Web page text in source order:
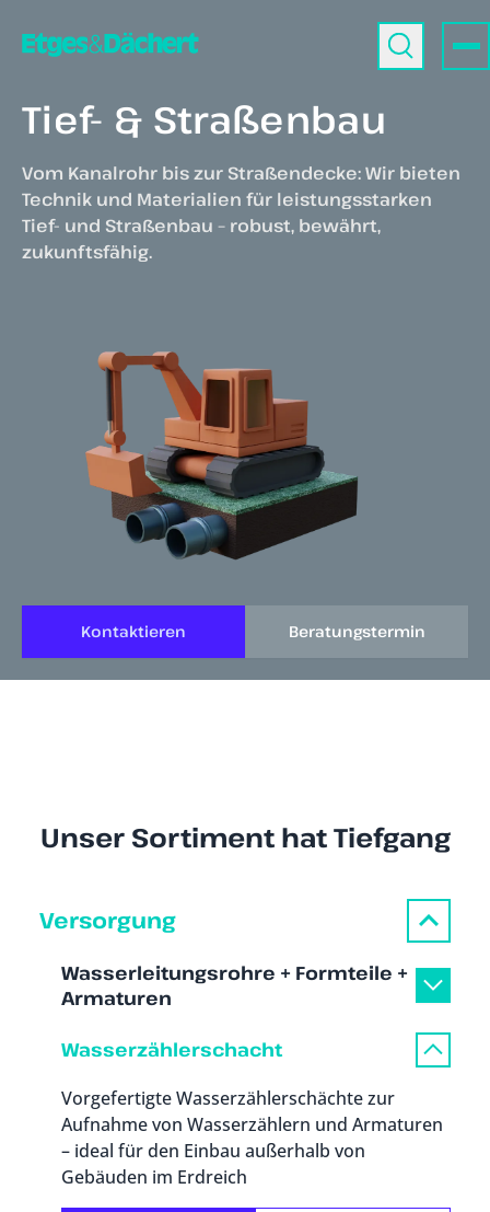
Tief- & Straßenbau
Vom Kanalrohr bis zur Straßendecke: Wir bieten
Technik und Materialien für leistungsstarken
Tief- und Straßenbau – robust, bewährt,
zukunftsfähig.
Kontaktieren Beratungstermin
Unser Sortiment hat Tiefgang
Versorgung
Wasserleitungsrohre + Formteile +
Armaturen
Wasserzählerschacht
Vorgefertigte Wasserzählerschächte zur
Aufnahme von Wasserzählern und Armaturen
– ideal für den Einbau außerhalb von
Gebäuden im Erdreich